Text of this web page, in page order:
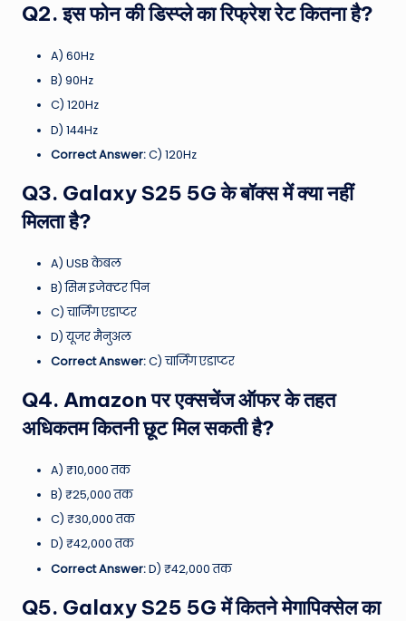
Q2. इस फोन की डिस्प्ले का रिफ्रेश रेट कितना है?
A) 60Hz
B) 90Hz
C) 120Hz
D) 144Hz
Correct Answer:C) 120Hz
Q3. Galaxy S25 5G के बॉक्स में क्या नहीं
मिलता है?
A) USB केबल
B) सिम इजेक्टर पिन
C) चार्जिंग एडाप्टर
D) यूजर मैनुअल
Correct Answer:C) चार्जिंग एडाप्टर
Q4. Amazon पर एक्सचेंज ऑफर के तहत
अधिकतम कितनी छूट मिल सकती है?
A) ₹10,000 तक
B) ₹25,000 तक
C) ₹30,000 तक
D) ₹42,000 तक
Correct Answer:D) ₹42,000 तक
Q5. Galaxy S25 5G में कितने मेगापिक्सेल का